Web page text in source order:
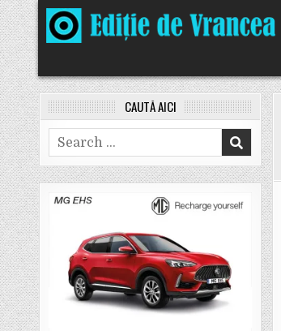
Skip
to
content
CAUTĂ AICI
Search
for: